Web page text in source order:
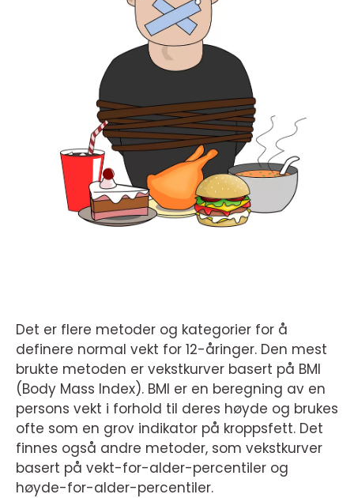
Det er flere metoder og kategorier for å
definere normal vekt for 12-åringer. Den mest
brukte metoden er vekstkurver basert på BMI
(Body Mass Index). BMI er en beregning av en
persons vekt i forhold til deres høyde og brukes
ofte som en grov indikator på kroppsfett. Det
finnes også andre metoder, som vekstkurver
basert på vekt-for-alder-percentiler og
høyde-for-alder-percentiler.